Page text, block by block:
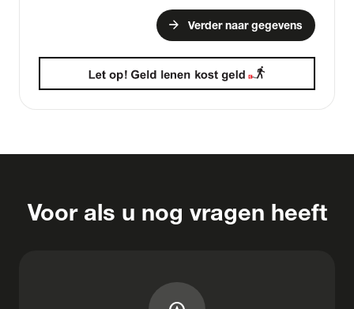
arrow_forward Verder naar gegevens
Voor als u nog vragen heeft